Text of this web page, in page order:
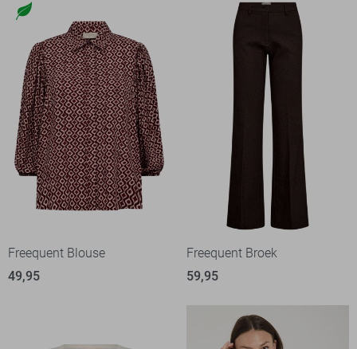
Freequent Blouse
49,95
Freequent Broek
59,95